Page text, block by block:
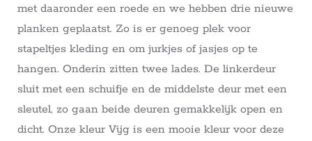
met daaronder een roede en we hebben drie nieuwe
planken geplaatst. Zo is er genoeg plek voor
stapeltjes kleding en om jurkjes of jasjes op te
hangen. Onderin zitten twee lades. De linkerdeur
sluit met een schuifje en de middelste deur met een
sleutel, zo gaan beide deuren gemakkelijk open en
dicht. Onze kleur Vijg is een mooie kleur voor deze